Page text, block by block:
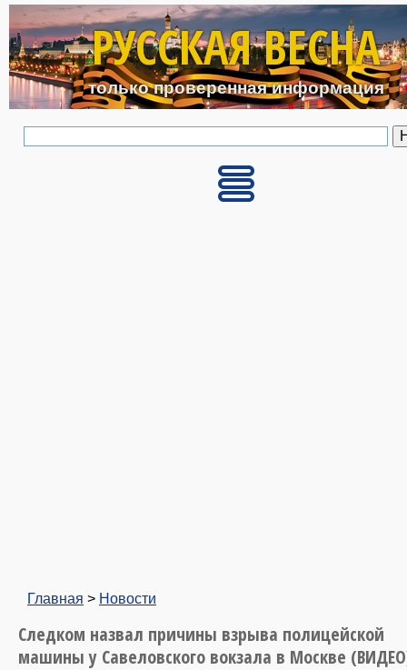
Перейти к основному
РУССКАЯ ВЕСНА
только проверенная информация
Главная > Новости
Следком назвал причины взрыва полицейской
машины у Савеловского вокзала в Москве